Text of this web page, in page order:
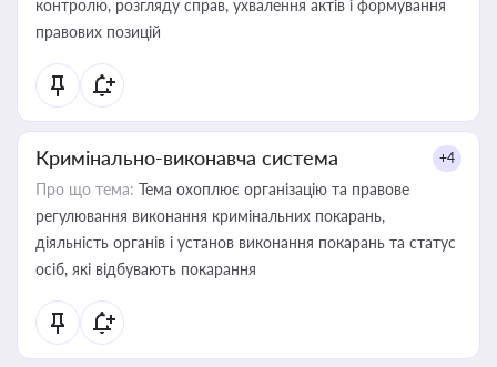
контролю, розгляду справ, ухвалення актів і формування
правових позицій
Кримінально-виконавча система +4
Про що тема: Тема охоплює організацію та правове
регулювання виконання кримінальних покарань,
діяльність органів і установ виконання покарань та статус
осіб, які відбувають покарання